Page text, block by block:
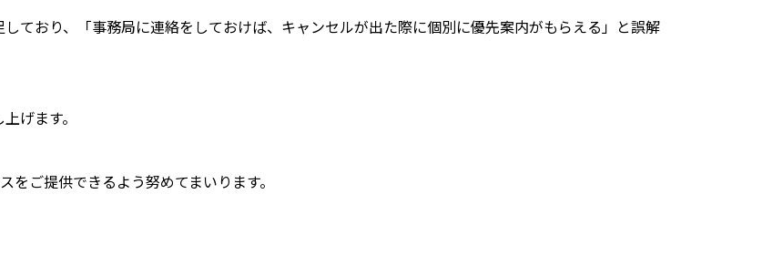
ており、「事務局に連絡をしておけば、キャンセルが出た際に個別に優先案内がもらえる」と誤解
げます。
ご提供できるよう努めてまいります。